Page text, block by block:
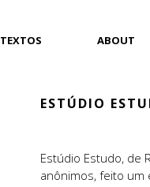
TEXTOS ABOUT
ESTÚDIO
Estúdio Estudo, de
anônimos, feito